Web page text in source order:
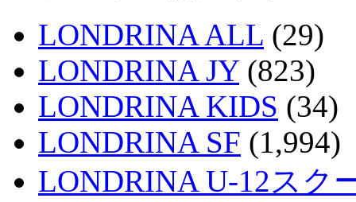
LONDRINA ALL (29)
LONDRINA JY(823)
LONDRINA KIDS (34)
LONDRINA SF (1,994)
LONDRINA U-12スク